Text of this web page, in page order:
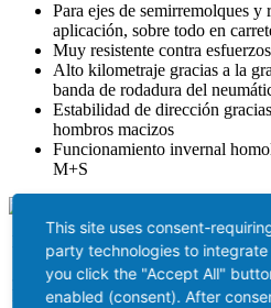
Para ejes de semirremolques y
aplicación, sobre todo en
Muy resistente contra
Alto kilometraje gracias a la
banda de rodadura del
Estabilidad de dirección
hombros macizos
Funcionamiento invernal
M+S
Dimensiones Diseño
Índice de
Carga/
385/55
R22.5
T-
3001
160 K
This site uses consent-
party technologies to
you click the "Accept All"
enabled (consent). After